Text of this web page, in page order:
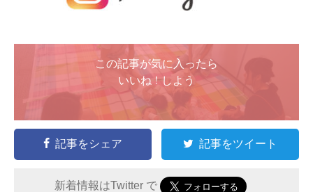
この記事が気に入ったら
いいね ! しよう
記事をシェア 記事をツイート
新着情報はTwitter で